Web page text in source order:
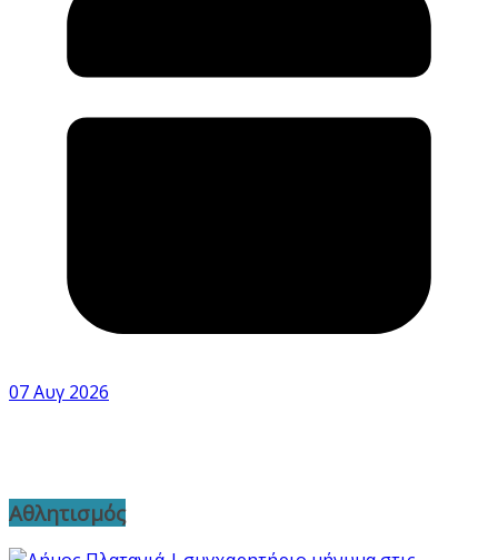
07 Αυγ 2026
Αθλητισμός